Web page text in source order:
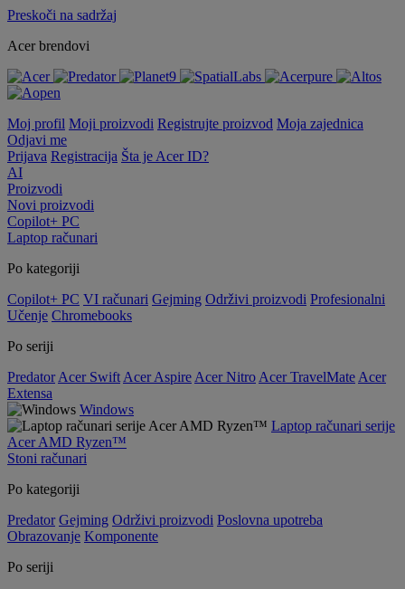
Preskoči na sadržaj
Acer brendovi
Moj profil Moji proizvodi Registrujte proizvod Moja zajednica
Odjavi me
Prijava Registracija Šta je Acer ID?
AI
Proizvodi
Novi proizvodi
Copilot+ PC
Laptop računari
Po kategoriji
Copilot+ PC VI računari Gejming Održivi proizvodi Profesionalni
Učenje Chromebooks
Po seriji
Predator Acer Swift Acer Aspire Acer Nitro Acer TravelMate Acer
Extensa
Windows
Laptop računari serije
Acer AMD Ryzen™
Stoni računari
Po kategoriji
Predator Gejming Održivi proizvodi Poslovna upotreba
Obrazovanje Komponente
Po seriji